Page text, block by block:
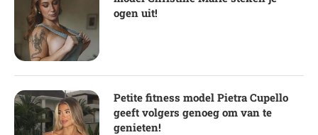
ogen uit!
Petite fitness model Pietra Cupello
geeft volgers genoeg om van te
genieten!